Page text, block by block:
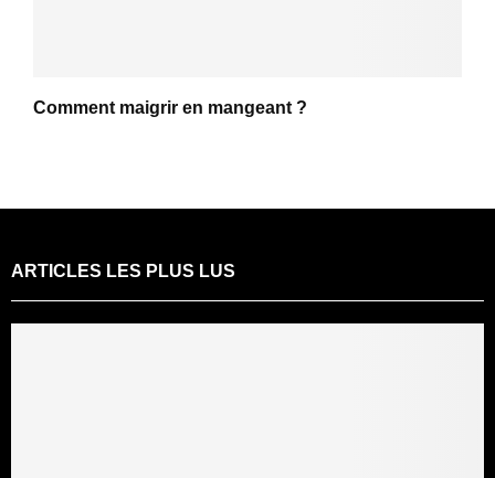
Comment maigrir en mangeant ?
ARTICLES LES PLUS LUS